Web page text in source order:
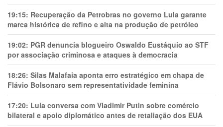
19:15: Recuperação da Petrobras no governo Lula garante
marca histórica de refino e alta na produção de petróleo
19:02: PGR denuncia blogueiro Oswaldo Eustáquio ao STF
por associação criminosa e ataques à democracia
18:26: Silas Malafaia aponta erro estratégico em chapa de
Flávio Bolsonaro sem representatividade feminina
17:20: Lula conversa com Vladimir Putin sobre comércio
bilateral e apoio diplomático antes de retaliação dos EUA